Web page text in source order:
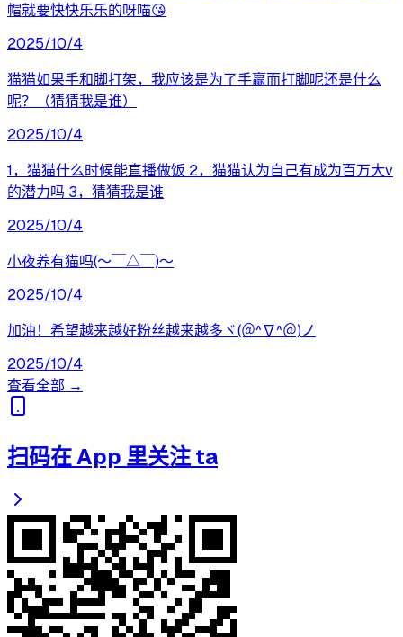
帽就要快快乐乐的呀喵😘
2025/10/4
猫猫如果手和脚打架，我应该是为了手赢而打脚呢还是什么
呢？（猜猜我是谁）
2025/10/4
1，猫猫什么时候能直播做饭 2，猫猫认为自己有成为百万大v
的潜力吗 3，猜猜我是谁
2025/10/4
小夜养有猫吗(〜￣△￣)〜
2025/10/4
加油！希望越来越好粉丝越来越多ヾ(＠^∇^＠)ノ
2025/10/4
查看全部 →
扫码在 App 里关注 ta